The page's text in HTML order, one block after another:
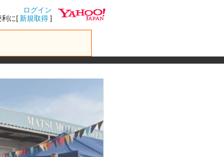
ログイン
利に[新規取得 ]